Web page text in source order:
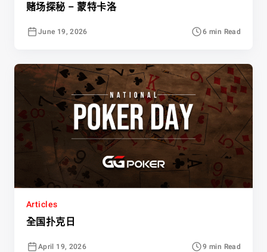
赌场探秘 – 蒙特卡洛
June 19, 2026 6 min Read
Articles
全国扑克日
April 19, 2026 9 min Read